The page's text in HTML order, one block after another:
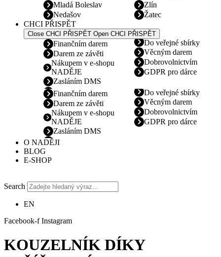
Mladá Boleslav
Nedašov
Zlín
Žatec
CHCI PŘISPĚT
Close CHCI PŘISPĚT Open CHCI PŘISPĚT
Finančním darem
Darem ze závěti
Nákupem v e-shopu
NADĚJE
Zasláním DMS
Do veřejné sbírky
Věcným darem
Dobrovolnictvím
GDPR pro dárce
Finančním darem
Darem ze závěti
Nákupem v e-shopu
NADĚJE
Zasláním DMS
Do veřejné sbírky
Věcným darem
Dobrovolnictvím
GDPR pro dárce
O NADĚJI
BLOG
E-SHOP
Search
EN
Facebook-f Instagram
KOUZELNÍK DÍKY